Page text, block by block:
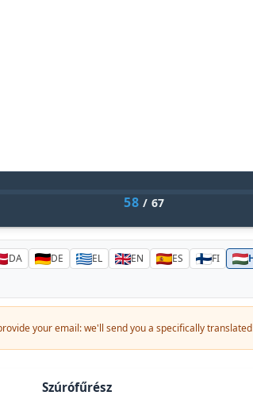
58 / 67
DA DE EL EN ES FI
your email: we'll send you a specifically
Szúrófűrész